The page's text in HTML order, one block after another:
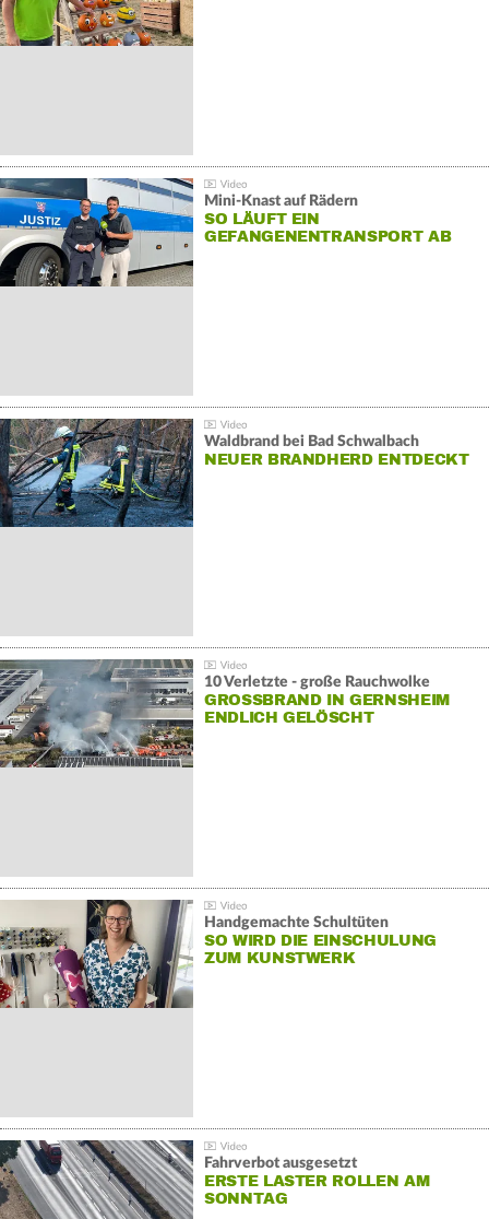
Mini-Knast auf Rädern
SO LÄUFT EIN
GEFANGENENTRANSPORT AB
Waldbrand bei Bad Schwalbach
NEUER BRANDHERD ENTDECKT
10 Verletzte - große Rauchwolke
GROSSBRAND IN GERNSHEIM E
NDLICH GELÖSCHT
Handgemachte Schultüten
SO WIRD DIE EINSCHULUNG
ZUM KUNSTWERK
Fahrverbot ausgesetzt
ERSTE LASTER ROLLEN AM
SONNTAG